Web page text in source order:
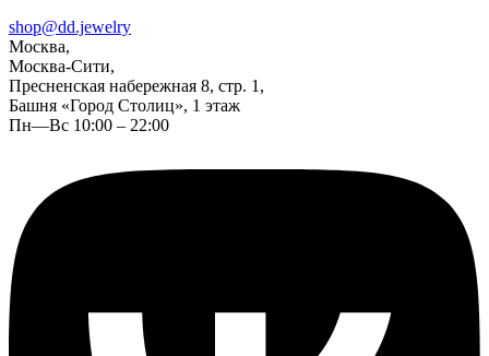
shop@dd.jewelry
Москва,
Москва-Сити,
Пресненская набережная 8, стр. 1,
Башня «Город Столиц», 1 этаж
Пн—Вс 10:00 – 22:00